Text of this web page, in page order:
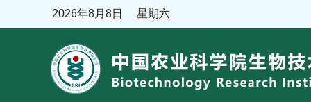
2026年8月8日 星期六